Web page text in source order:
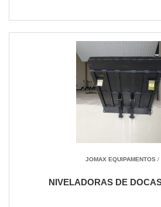
JOMAX EQUIPAMENTOS/
NIVELADORAS DE